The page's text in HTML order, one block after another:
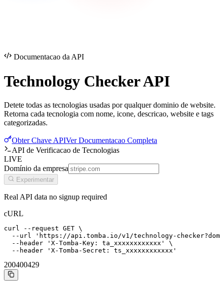
Documentacao da API
Technology CheckerAPI
Detete todas as tecnologias usadas por qualquer dominio de website.
Retorna cada tecnologia com nome, icone, descricao, website e tags
categorizadas.
Obter Chave APIVer Documentacao Completa
API de Verificacao de Tecnologias
LIVE
Domínio da empresa
Experimentar
Real API data no signup required
cURL
curl --request GET \
--url 'https://api.tomba.io/v1/technology-
  --header 'X-Tomba-Key: ta_xxxxxxxxxxxx' \
  --header 'X-Tomba-Secret: ts_xxxxxxxxxxxx'
200400429